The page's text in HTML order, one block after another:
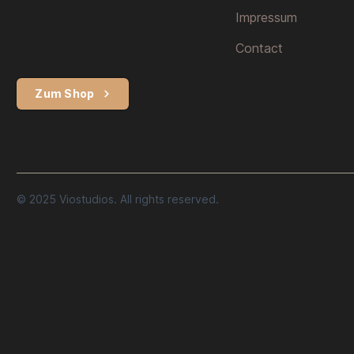
Impressum
Contact
Zum Shop
© 2025 Viostudios. All rights reserved.